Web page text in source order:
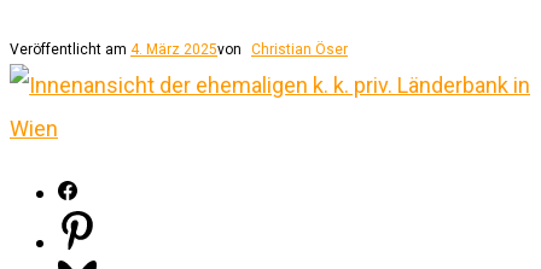
Veröffentlicht am 4. März 2025von Christian Öser